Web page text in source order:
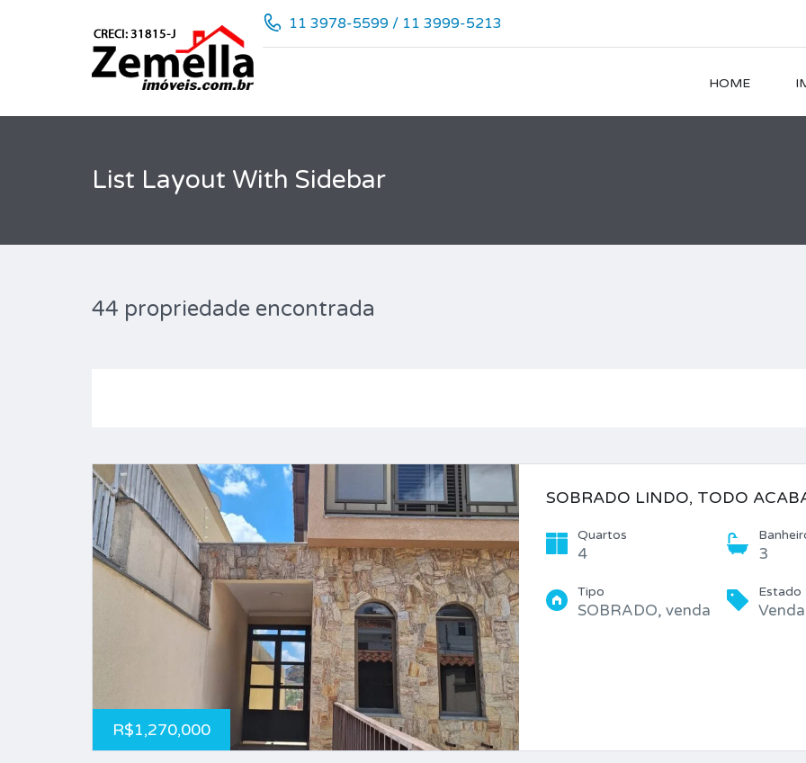
11 3978-5599 / 11 3999-5213
HOME
List Layout With Sidebar
44 propriedade encontrada
R$1,270,000
SOBRADO LINDO, TODO
Quartos
4 3
Tipo
SOBRADO, venda
Estado
Venda